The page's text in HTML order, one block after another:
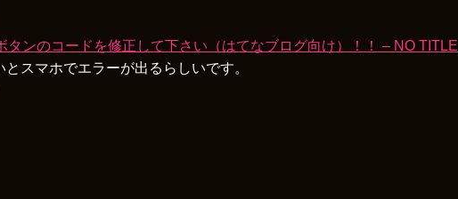
ンのコードを修正して下さい（はてなブログ向け）！！ – NO TITLE
スマホでエラーが出るらしいです。